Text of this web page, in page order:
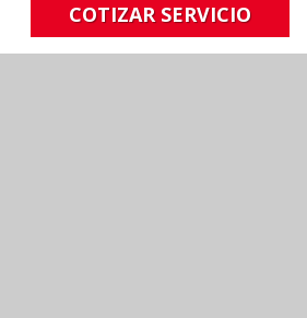
COTIZAR SERVICIO